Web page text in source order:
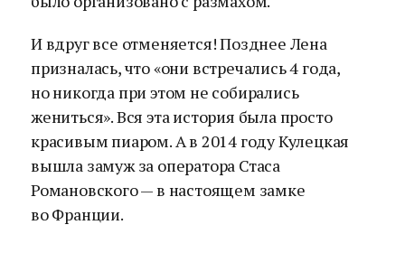
И вдруг все отменяется! Позднее Лена
призналась, что «они встречались 4 года,
но никогда при этом не собирались
жениться». Вся эта история была просто
красивым пиаром. А в 2014 году Кулецкая
вышла замуж за оператора Стаса
Романовского — в настоящем замке
во Франции.